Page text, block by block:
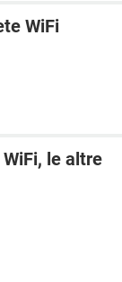
WiFi
le altre